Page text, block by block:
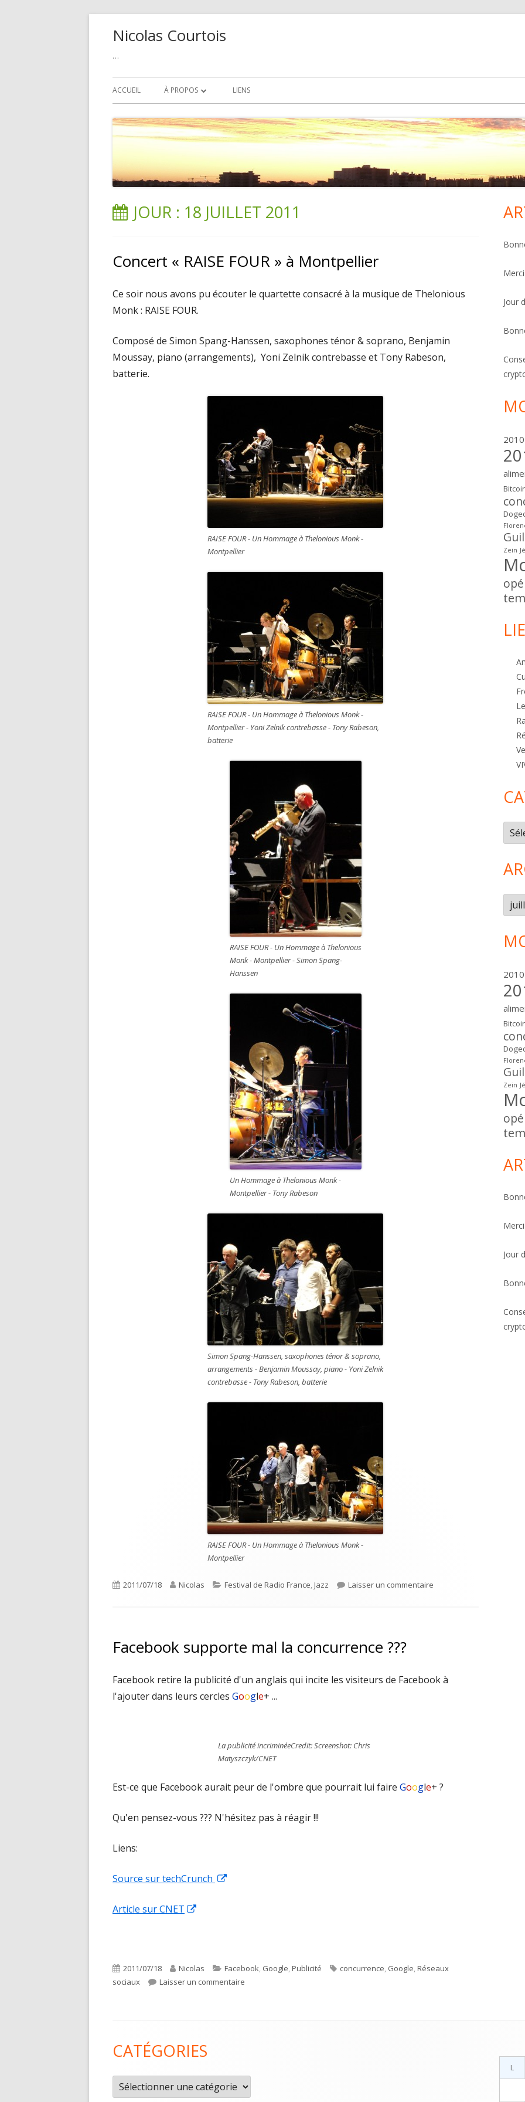
Nicolas Courtois
…
Menu
principal
ACCUEIL À PROPOS LIENS
JOUR : 18 JUILLET 2011
Concert « RAISE FOUR » à Montpellier
Ce soir nous avons pu écouter le quartette consacré à la musique de Thelonious
Monk : RAISE FOUR.
Composé de Simon Spang-Hanssen, saxophones ténor & soprano, Benjamin
Moussay, piano (arrangements), Yoni Zelnik contrebasse et Tony Rabeson,
batterie.
RAISE FOUR - Un Hommage à Thelonious Monk -
Montpellier
RAISE FOUR - Un Hommage à Thelonious Monk -
Montpellier - Yoni Zelnik contrebasse - Tony Rabeson,
batterie
RAISE FOUR - Un Hommage à Thelonious
Monk - Montpellier - Simon Spang-
Hanssen
Un Hommage à Thelonious Monk -
Montpellier - Tony Rabeson
Simon Spang-Hanssen, saxophones ténor & soprano,
arrangements - Benjamin Moussay, piano - Yoni Zelnik
contrebasse - Tony Rabeson, batterie
RAISE FOUR - Un Hommage à Thelonious Monk -
Montpellier
Publié
2011/07/18 Auteur
Nicolas Catégories
Festival de Radio France,Jazz Laisser un commentaire
Facebook supporte mal la concurrence ???
Facebook retire la publicité d'un anglais qui incite les visiteurs de Facebook à
l'ajouter dans leurs cercles Google+ ...
La publicité incriminéeCredit: Screenshot: Chris
Matyszczyk/CNET
Est-ce que Facebook aurait peur de l'ombre que pourrait lui faire Google+ ?
Qu'en pensez-vous ??? N'hésitez pas à réagir !!!
Liens:
Source sur techCrunch
Article sur CNET
fenêtre
Publié
le
2011/07/18 Auteur
Nicolas Catégories
Facebook, Google,Publicité Étiquettes
concurrence, Google,Réseaux
sociaux
Laisser un commentaire
Merci
Jour
2010
Zein
2010
Zein
Merci
Jour
du
pied
de
CATÉGORIES
Catégories
L